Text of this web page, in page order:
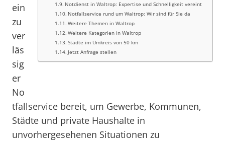
Notdienst in Waltrop: Expertise und Schnelligkeit vereint
Notfallservice rund um Waltrop: Wir sind für Sie da
Weitere Themen in Waltrop
Weitere Kategorien in Waltrop
Städte im Umkreis von 50 km
Jetzt Anfrage stellen
ein
zu
ver
läs
sig
er
No
tfallservice bereit, um Gewerbe, Kommunen,
Städte und private Haushalte in
unvorhergesehenen Situationen zu